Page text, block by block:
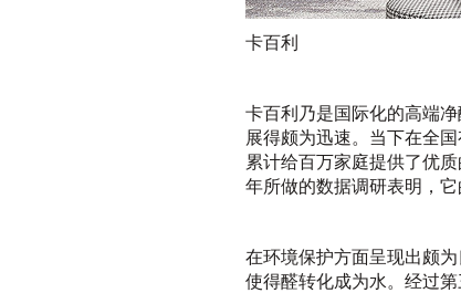
卡百利
卡百利乃是国际化的高端
展得颇为迅速。当下在全
累计给百万家庭提供了优
年所做的数据调研表明，
在环境保护方面呈现出颇
使得醛转化成为水。经过